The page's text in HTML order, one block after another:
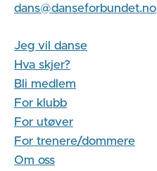
dans@danseforbundet.no
Jeg vil danse
Hva skjer?
Bli medlem
For klubb
For utøver
For trenere/dommere
Om oss